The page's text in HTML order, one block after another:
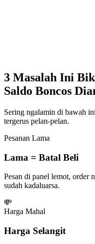
3 Masalah Ini
Saldo Boncos
Sering ngalamin di bawah
tergerus pelan-pelan.
Pesanan Lama
Lama = Batal Beli
Pesan di panel lemot, order
sudah kadaluarsa.
💸
Harga Mahal
Harga Selangit